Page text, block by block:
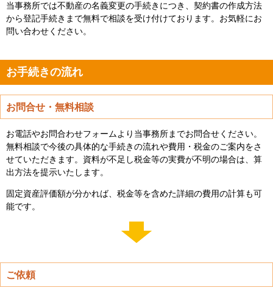
当事務所では不動産の名義変更の手続きにつき、契約書の作成方法
から登記手続きまで無料で相談を受け付けております。お気軽にお
問い合わせください。
お手続きの流れ
お問合せ・無料相談
お電話やお問合わせフォームより当事務所までお問合せください。
無料相談で今後の具体的な手続きの流れや費用・税金のご案内をさ
せていただきます。資料が不足し税金等の実費が不明の場合は、算
出方法を提示いたします。
固定資産評価額が分かれば、税金等を含めた詳細の費用の計算も可
能です。
ご依頼